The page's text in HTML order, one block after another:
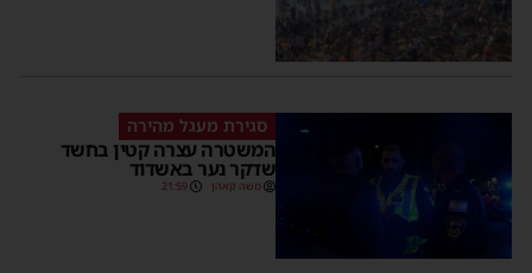
סגירת מעגל מהירה
המשטרה עצרה קטין בחשד
שדקר נער באשדוד
משה קאהן 21:59